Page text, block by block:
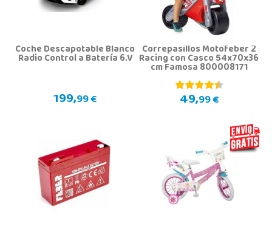
Coche Descapotable Blanco
Radio Control a Batería 6.V
199,99 €
Correpasillos Motofeber 2
Racing con Casco 54x70x36
cm Famosa 800008171
49,99 €